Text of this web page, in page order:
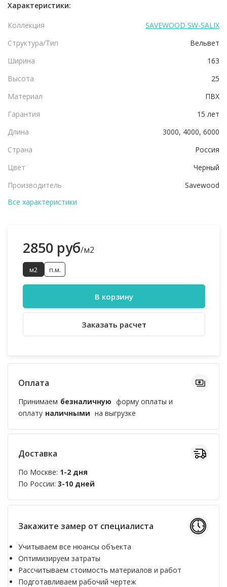
Характеристики:
Коллекция
SAVEWOOD SW-SALIX
Структура/Тип
Вельвет
Ширина
163
Высота
25
Материал
ПВХ
Гарантия
15 лет
Длина
3000, 4000, 6000
Страна
Россия
Цвет
Черный
Производитель
Savewood
Все характеристики
2850 руб/м2
м2 п.м.
В корзину
Заказать расчет
Оплата
Принимаем безналичную форму оплаты и
оплату наличными на выгрузке
Доставка
По Москве: 1-2 дня
По России: 3-10 дней
Закажите замер от специалиста
Учитываем все нюансы объекта
Оптимизируем затраты
Рассчитываем стоимость материалов и работ
Подготавливаем рабочий чертеж